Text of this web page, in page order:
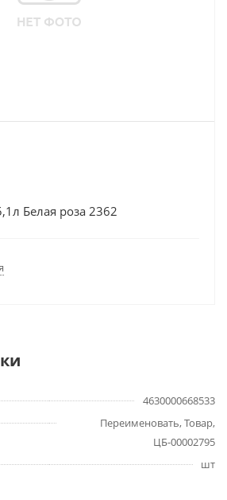
Белая роза 2362
4630000668533
Переименовать, Товар,
ЦБ-00002795
шт